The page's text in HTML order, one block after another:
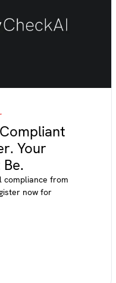
Your
compliance from
now for